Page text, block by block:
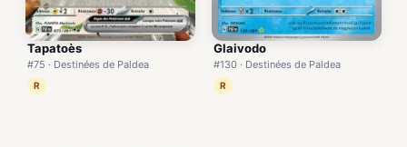
Tapatoès
#75 · Destinées de Paldea
R
Glaivodo
#130 · Destinées de Paldea
R